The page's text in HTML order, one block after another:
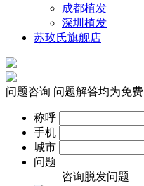
成都植发
深圳植发
苏玫氏旗舰店
问题咨询 问题解答均为免费
称呼
手机
城市
问题
咨询脱发问题